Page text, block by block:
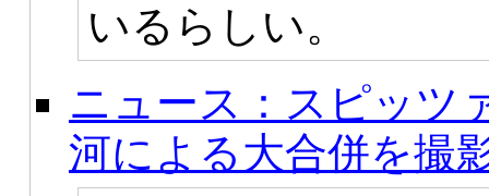
いるらしい。
ニュース：スピッツ
河による大合併を撮